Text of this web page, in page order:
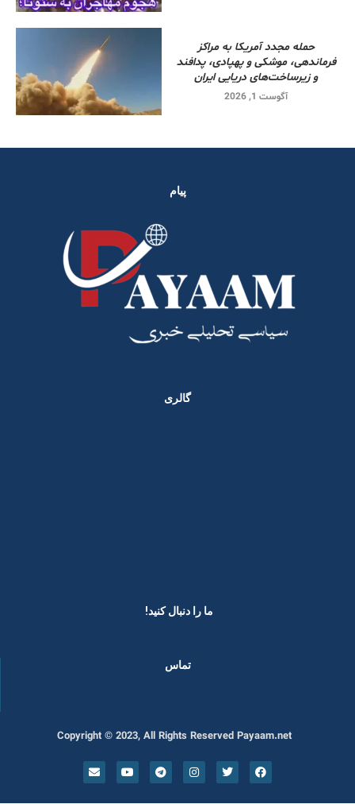
حمله مجدد آمریکا به مراکز
فرماندهی، موشکی و پهپادی، پدافند
و زیرساخت‌های دریایی ایران
آگوست 1, 2026
پیام
گالری
ما را دنبال کنید! ​
تماس
Copyright © 2023, All Rights Reserved Payaam.net